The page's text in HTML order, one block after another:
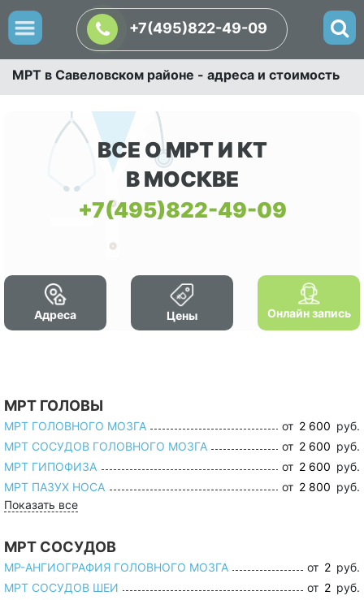
+7(495)822-49-09
МРТ в Савеловском районе - адреса и стоимость
ВСЕ О МРТ И КТ
В МОСКВЕ
+7(495)822-49-09
Адреса Цены Онлайн запись
МРТ ГОЛОВЫ
МРТ ГОЛОВНОГО МОЗГА от 2 600 руб.
МРТ СОСУДОВ ГОЛОВНОГО МОЗГА
от 2 600 руб.
МРТ ГИПОФИЗА
от 2 600 руб.
МРТ ПАЗУХ НОСА
от 2 800 руб.
Показать все
МРТ СОСУДОВ
МР-АНГИОГРАФИЯ ГОЛОВНОГО МОЗГА от 2 руб.
МРТ СОСУДОВ ШЕИ
от 2 руб.